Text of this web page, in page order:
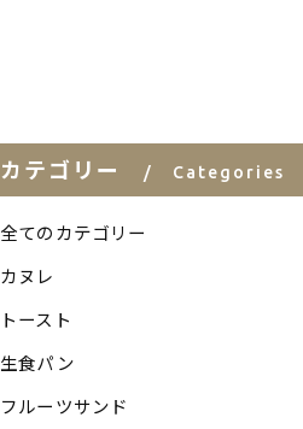
カテゴリー Categories
全てのカテゴリー
カヌレ
トースト
生食パン
フルーツサンド